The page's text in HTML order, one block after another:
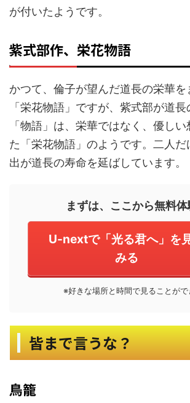
が付いたようです。
紫式部作、栄花物語
かつて、倫子が望んだ道長の栄華
「栄花物語」ですが、紫式部が道
「物語」は、栄華ではなく、優し
た「栄花物語」のようです。二人だ
出が道長の寿命を延ばしています。
まずは、ここから無料
U-nextで「光る君へ」を
みる
※好きな場所と時間で見ることがで
皆まで言うな？
鳥籠